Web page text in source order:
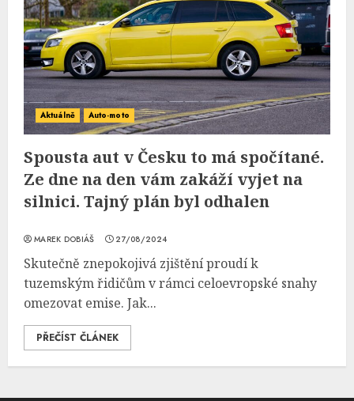
Aktuálně Auto-moto
Spousta aut v Česku to má spočítané.
Ze dne na den vám zakáží vyjet na
silnici. Tajný plán byl odhalen
MAREK DOBIÁŠ 27/08/2024
Skutečně znepokojivá zjištění proudí k
tuzemským řidičům v rámci celoevropské snahy
omezovat emise. Jak...
PŘEČÍST ČLÁNEK